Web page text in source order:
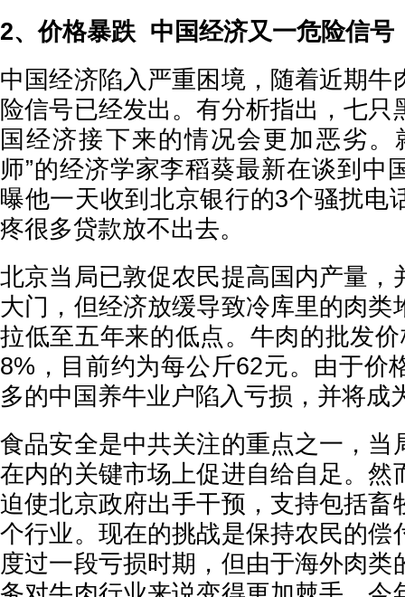
2、价格暴跌 中国经济又一危险信号
中国经济陷入严重困境，随着近期牛
险信号已经发出。有分析指出，七只
国经济接下来的情况会更加恶劣。
师”的经济学家李稻葵最新在谈到中
曝他一天收到北京银行的3个骚扰电
疼很多贷款放不出去。
北京当局已敦促农民提高国内产量，
大门，但经济放缓导致冷库里的肉类
拉低至五年来的低点。牛肉的批发
8%，目前约为每公斤62元。由于价
多的中国养牛业户陷入亏损，并将成
食品安全是中共关注的重点之一，当
在内的关键市场上促进自给自足。然
迫使北京政府出手干预，支持包括畜
个行业。现在的挑战是保持农民的偿
度过一段亏损时期，但由于海外肉类